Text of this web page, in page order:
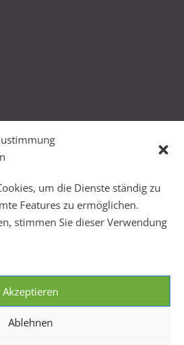
um die Dienste ständig zu
Features zu ermöglichen.
stimmen Sie dieser Verwendung
Akzeptieren
Ablehnen